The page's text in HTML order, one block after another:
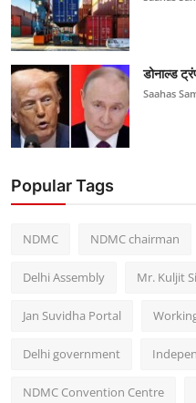
डोनाल्ड
Saahas
Popular Tags
NDMC NDMC chairman
Delhi Assembly Mr. Kuljit
Jan Suvidha Portal
Delhi government
NDMC Convention Centre